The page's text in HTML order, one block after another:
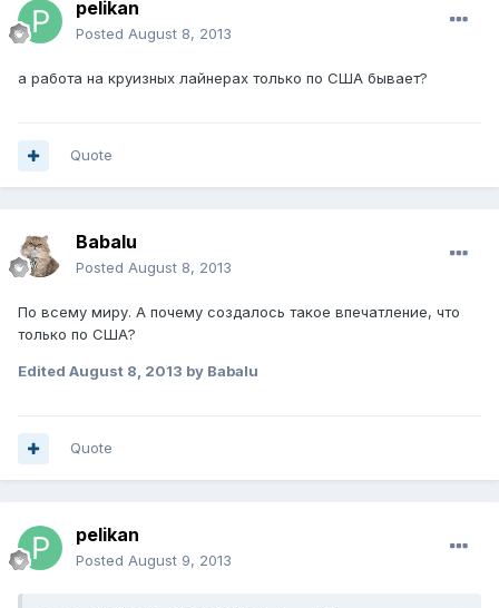
pelikan
Posted August 8, 2013
а работа на круизных лайнерах только по США бывает?
Quote
Babalu
Posted August 8, 2013
По всему миру. А почему создалось такое впечатление, что
только по США?
Edited August 8, 2013 by Babalu
Quote
pelikan
Posted August 9, 2013